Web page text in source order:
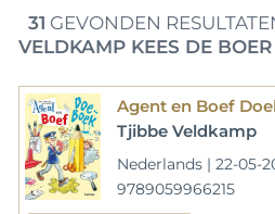
31 GEVONDEN
VELDKAMP KEES DE BOER
Agent en Boef
Tjibbe Veldkamp
Nederlands | 22-05-
9789059966215